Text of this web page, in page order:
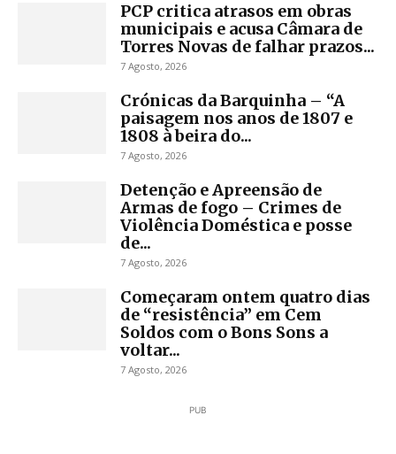
PCP critica atrasos em obras
municipais e acusa Câmara de
Torres Novas de falhar prazos...
7 Agosto, 2026
Crónicas da Barquinha – “A
paisagem nos anos de 1807 e
1808 à beira do...
7 Agosto, 2026
Detenção e Apreensão de
Armas de fogo – Crimes de
Violência Doméstica e posse
de...
7 Agosto, 2026
Começaram ontem quatro dias
de “resistência” em Cem
Soldos com o Bons Sons a
voltar...
7 Agosto, 2026
PUB